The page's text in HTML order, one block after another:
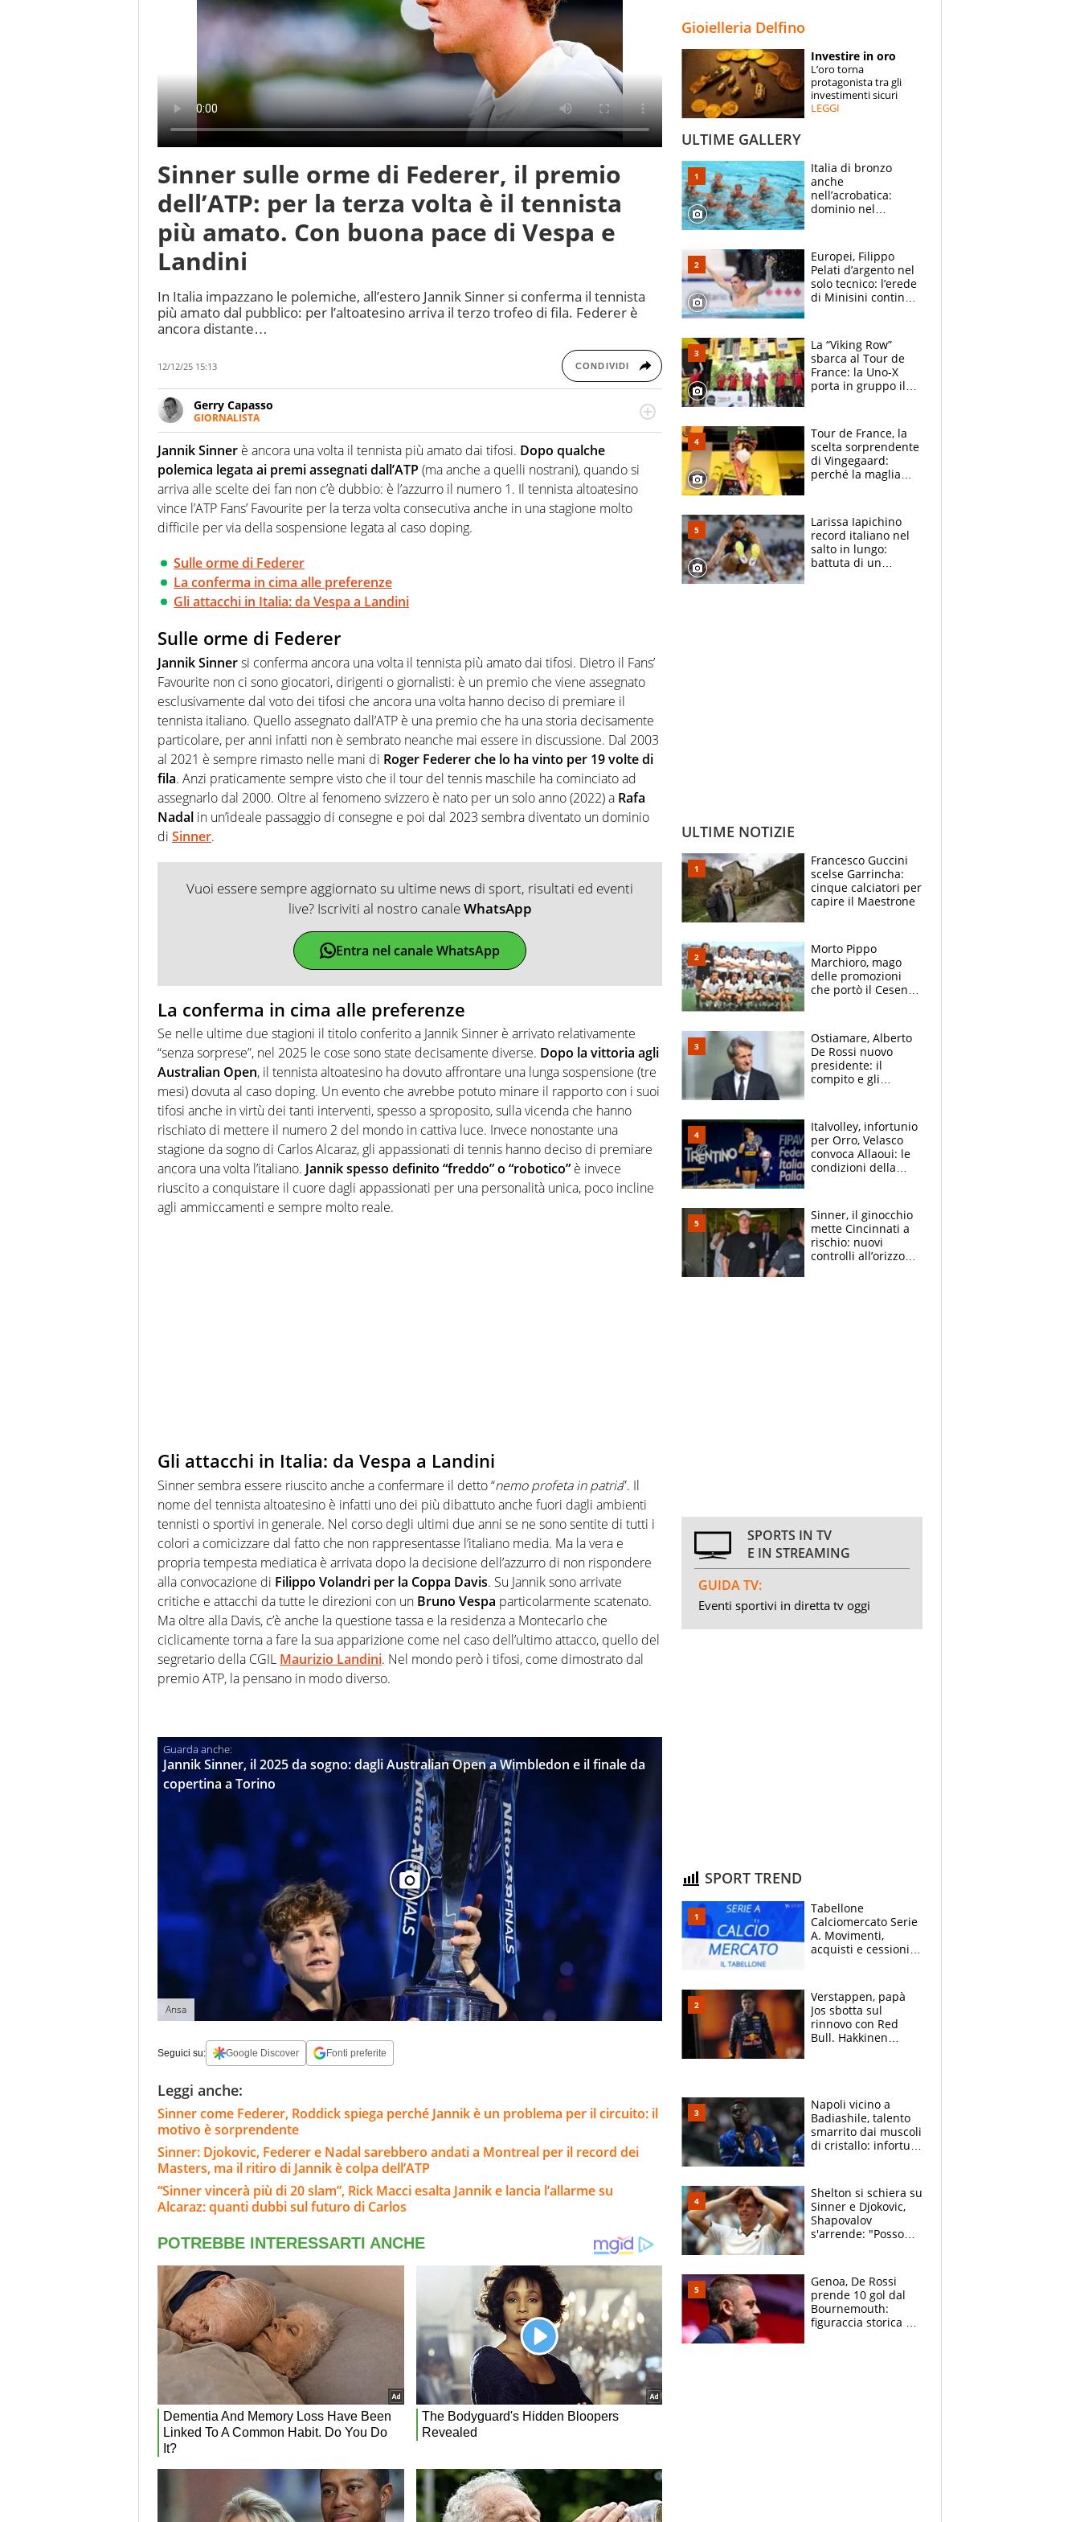
ESPERTI
CONTATTI
Sinner sulle orme di Federer, il premio
dell’ATP: per la terza volta è il tennista
più amato. Con buona pace di Vespa e
Landini
In Italia impazzano le polemiche, all’estero Jannik Sinner si conferma il tennista
più amato dal pubblico: per l’altoatesino arriva il terzo trofeo di fila. Federer è
ancora distante…
12/12/25 15:13 CONDIVIDI
Gerry Capasso
GIORNALISTA
Per lui gli sport americani non hanno segreti: basket, football, baseball e la capacità
innata di trovare la notizia dove altri non vedono granché
Jannik Sinner è ancora una volta il tennista più amato dai tifosi. Dopo qualche
polemica legata ai premi assegnati dall’ATP (ma anche a quelli nostrani), quando si
arriva alle scelte dei fan non c’è dubbio: è l’azzurro il numero 1. Il tennista altoatesino
vince l’ATP Fans’ Favourite per la terza volta consecutiva anche in una stagione molto
difficile per via della sospensione legata al caso doping.
Sulle orme di Federer
La conferma in cima alle preferenze
Gli attacchi in Italia: da Vespa a Landini
Sulle orme di Federer
Jannik Sinnersi conferma ancora una volta il tennista più amato dai tifosi. Dietro il Fans’
Favourite non ci sono giocatori, dirigenti o giornalisti: è un premio che viene assegnato
esclusivamente dal voto dei tifosi che ancora una volta hanno deciso di premiare il
tennista italiano. Quello assegnato dall’ATP è una premio che ha una storia decisamente
particolare, per anni infatti non è sembrato neanche mai essere in discussione. Dal 2003
al 2021 è sempre rimasto nelle mani di Roger Federer che lo ha vinto per 19 volte di
fila. Anzi praticamente sempre visto che il tour del tennis maschile ha cominciato ad
assegnarlo dal 2000. Oltre al fenomeno svizzero è nato per un solo anno (2022) a Rafa
Nadal in un’ideale passaggio di consegne e poi dal 2023 sembra diventato un dominio
di Sinner.
Vuoi essere sempre aggiornato su ultime news di sport, risultati ed eventi
live? Iscriviti al nostro canaleWhatsApp
Entra nel canale WhatsApp
La conferma in cima alle preferenze
Se nelle ultime due stagioni il titolo conferito a Jannik Sinner è arrivato relativamente
“senza sorprese”, nel 2025 le cose sono state decisamente diverse. Dopo la vittoria agli
Australian Open, il tennista altoatesino ha dovuto affrontare una lunga sospensione (tre
mesi) dovuta al caso doping. Un evento che avrebbe potuto minare il rapporto con i suoi
tifosi anche in virtù dei tanti interventi, spesso a sproposito, sulla vicenda che hanno
rischiato di mettere il numero 2 del mondo in cattiva luce. Invece nonostante una
stagione da sogno di Carlos Alcaraz, gli appassionati di tennis hanno deciso di premiare
ancora una volta l’italiano. Jannik spesso definito “freddo” o “robotico” è invece
riuscito a conquistare il cuore dagli appassionati per una personalità unica, poco incline
agli ammiccamenti e sempre molto reale.
Gli attacchi in Italia: da Vespa a Landini
Sinner sembra essere riuscito anche a confermare il detto “nemo profeta in patria”. Il
nome del tennista altoatesino è infatti uno dei più dibattuto anche fuori dagli ambienti
tennisti o sportivi in generale. Nel corso degli ultimi due anni se ne sono sentite di tutti i
colori a comicizzare dal fatto che non rappresentasse l’italiano media. Ma la vera e
propria tempesta mediatica è arrivata dopo la decisione dell’azzurro di non rispondere
alla convocazione di Filippo Volandri per la Coppa Davis. Su Jannik sono arrivate
critiche e attacchi da tutte le direzioni con un Bruno Vespa particolarmente scatenato.
Ma oltre alla Davis, c’è anche la questione tassa e la residenza a Montecarlo che
ciclicamente torna a fare la sua apparizione come nel caso dell’ultimo attacco, quello del
segretario della CGIL Maurizio Landini. Nel mondo però i tifosi, come dimostrato dal
premio ATP, la pensano in modo diverso.
Jannik Sinner, il 2025 da sogno: dagli Australian Open a Wimbledon e il finale da
copertina a Torino
Ansa
Seguici su: Google Discover Fonti preferite
Leggi anche:
Sinner come Federer, Roddick spiega perché Jannik è un problema per il circuito: il
motivo è sorprendente
Sinner: Djokovic, Federer e Nadal sarebbero andati a Montreal per il record dei
Masters, ma il ritiro di Jannik è colpa dell’ATP
“Sinner vincerà più di 20 slam”, Rick Macci esalta Jannik e lancia l’allarme su
Alcaraz: quanti dubbi sul futuro di Carlos
Gioielleria Delfino
Investire in oro
L’oro torna
protagonista tra gli
investimenti sicuri
LEGGI
ULTIME GALLERY
Italia di bronzo
anche
nell’acrobatica:
dominio nel
e compagni
continuare
Europei, Filippo
Pelati d’argento nel
solo tecnico: l’erede
di Minisini continua
mirino
La “Viking Row”
sbarca al Tour de
France: la Uno-X
porta in gruppo il
compagni
Tour de France, la
scelta sorprendente
di Vingegaard:
perché la maglia
rischio da evitare
Larissa Iapichino
record italiano nel
salto in lungo:
battuta di un
ULTIME NOTIZIE
Francesco Guccini
scelse Garrincha:
cinque calciatori per
capire il Maestrone
Morto Pippo
Marchioro, mago
delle promozioni
che portò il Cesena
di Baresi
Ostiamare, Alberto
De Rossi nuovo
presidente: il
compito e gli
Italvolley, infortunio
per Orro, Velasco
convoca Allaoui: le
condizioni della
Sinner, il ginocchio
mette Cincinnati a
rischio: nuovi
controlli all’orizzonte
SPORTS IN TV
E IN STREAMING
GUIDA TV:
Eventi sportivi in diretta tv oggi
SPORT TREND
Tabellone
Calciomercato Serie
A. Movimenti,
acquisti e cessioni:
Verstappen, papà
Jos sbotta sul
rinnovo con Red
Bull. Hakkinen
Napoli vicino a
Badiashile, talento
smarrito dai muscoli
di cristallo: infortuni
Shelton si schiera su
Sinner e Djokovic,
Shapovalov
s'arrende: "Posso
Genoa, De Rossi
prende 10 gol dal
Bournemouth:
figuraccia storica ed